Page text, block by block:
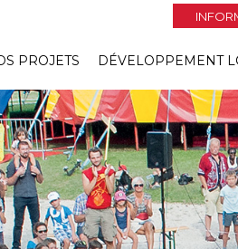
PROJETS DÉVELOPPEMENT